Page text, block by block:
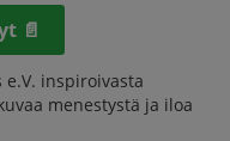
📄
e.V. inspiroivasta
menestystä ja iloa